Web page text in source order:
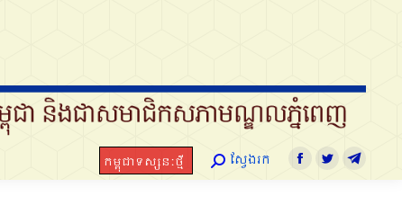
កម្ពុជាទស្សនៈថ្មី Search:
ស្វែងរក Facebook
Twitter